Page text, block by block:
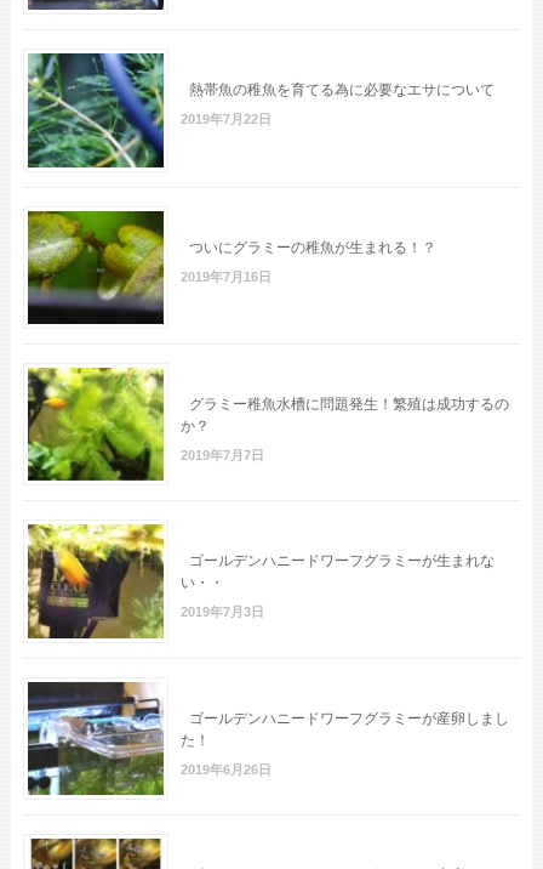
熱帯魚の稚魚を育てる為に必要なエサについて
2019年7月22日
ついにグラミーの稚魚が生まれる！？
2019年7月16日
グラミー稚魚水槽に問題発生！繁殖は成功するの
か？
2019年7月7日
ゴールデンハニードワーフグラミーが生まれな
い・・
2019年7月3日
ゴールデンハニードワーフグラミーが産卵しまし
た！
2019年6月26日